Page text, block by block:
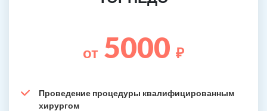
от 5000 ₽
Проведение процедуры квалифицированным
хирургом